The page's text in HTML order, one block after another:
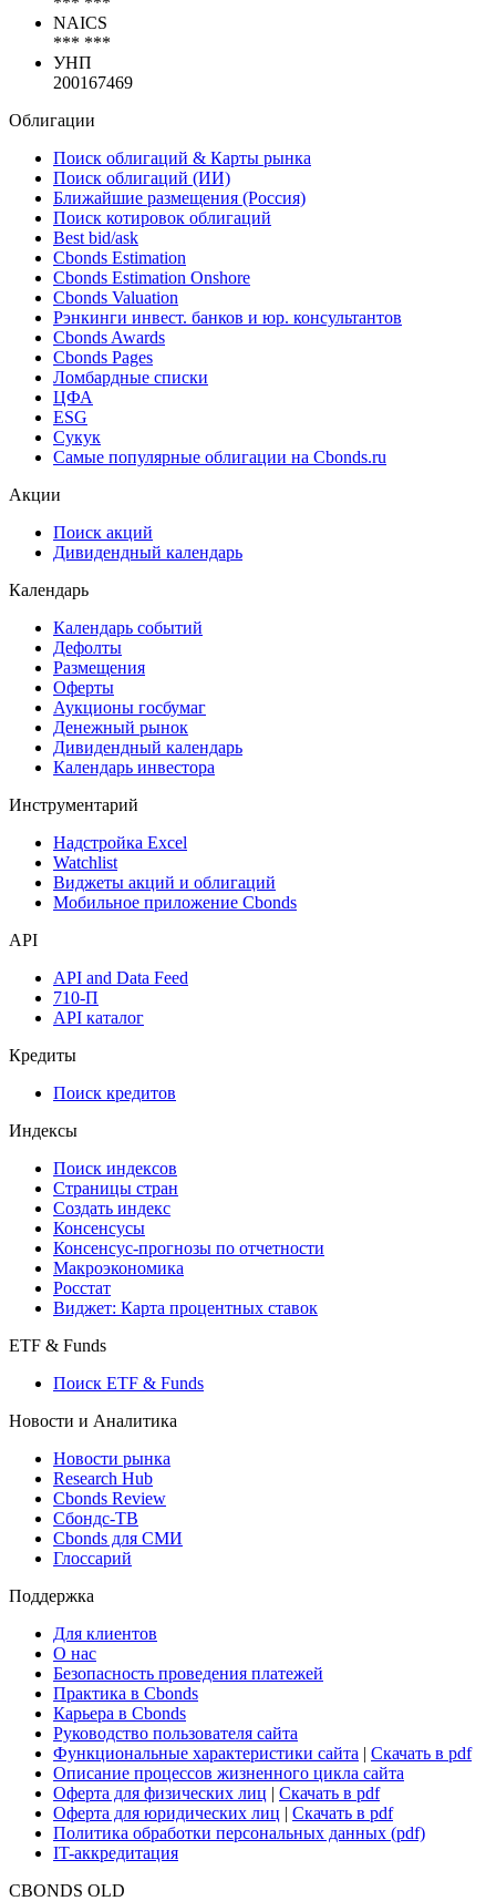
NAICS
*** ***
УНП
200167469
Облигации
Поиск облигаций & Карты рынка
Поиск облигаций (ИИ)
Ближайшие размещения (Россия)
Поиск котировок облигаций
Best bid/ask
Cbonds Estimation
Cbonds Estimation Onshore
Cbonds Valuation
Рэнкинги инвест. банков и юр. консультантов
Cbonds Awards
Cbonds Pages
Ломбардные списки
ЦФА
ESG
Сукук
Самые популярные облигации на Cbonds.ru
Акции
Поиск акций
Дивидендный календарь
Календарь
Календарь событий
Дефолты
Размещения
Оферты
Аукционы госбумаг
Денежный рынок
Дивидендный календарь
Календарь инвестора
Инструментарий
Надстройка Excel
Watchlist
Виджеты акций и облигаций
Мобильное приложение Cbonds
API
API and Data Feed
710-П
API каталог
Кредиты
Поиск кредитов
Индексы
Поиск индексов
Страницы стран
Создать индекс
Консенсусы
Консенсус-прогнозы по отчетности
Макроэкономика
Росстат
Виджет: Карта процентных ставок
ETF & Funds
Поиск ETF & Funds
Новости и Аналитика
Новости рынка
Research Hub
Cbonds Review
Сбондс-ТВ
Cbonds для СМИ
Глоссарий
Поддержка
Для клиентов
О нас
Безопасность проведения платежей
Практика в Cbonds
Карьера в Cbonds
Руководство пользователя сайта
Функциональные характеристики сайта | Скачать в pdf
Описание процессов жизненного цикла сайта
Оферта для физических лиц | Скачать в pdf
Оферта для юридических лиц | Скачать в pdf
Политика обработки персональных данных (pdf)
IT-аккредитация
CBONDS OLD